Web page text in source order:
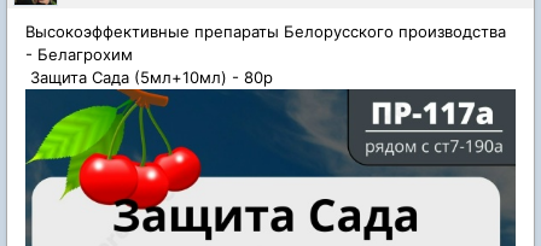
Высокоэффективные препараты Белорусского производства
- Белагрохим
Защита Сада (5мл+10мл) - 80р